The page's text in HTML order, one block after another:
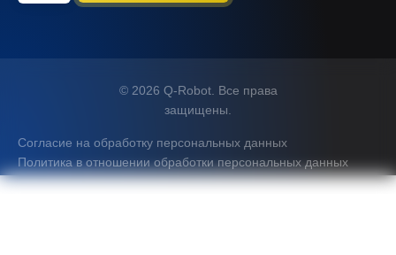
© 2026 Q-Robot. Все права
защищены.
Согласие на обработку персональных данных
Политика в отношении обработки персональных данных